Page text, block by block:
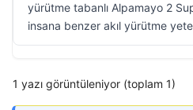
yürütme tabanlı Alpamayo 2
insana benzer akıl yürütme
1 yazı görüntüleniyor (toplam 1)